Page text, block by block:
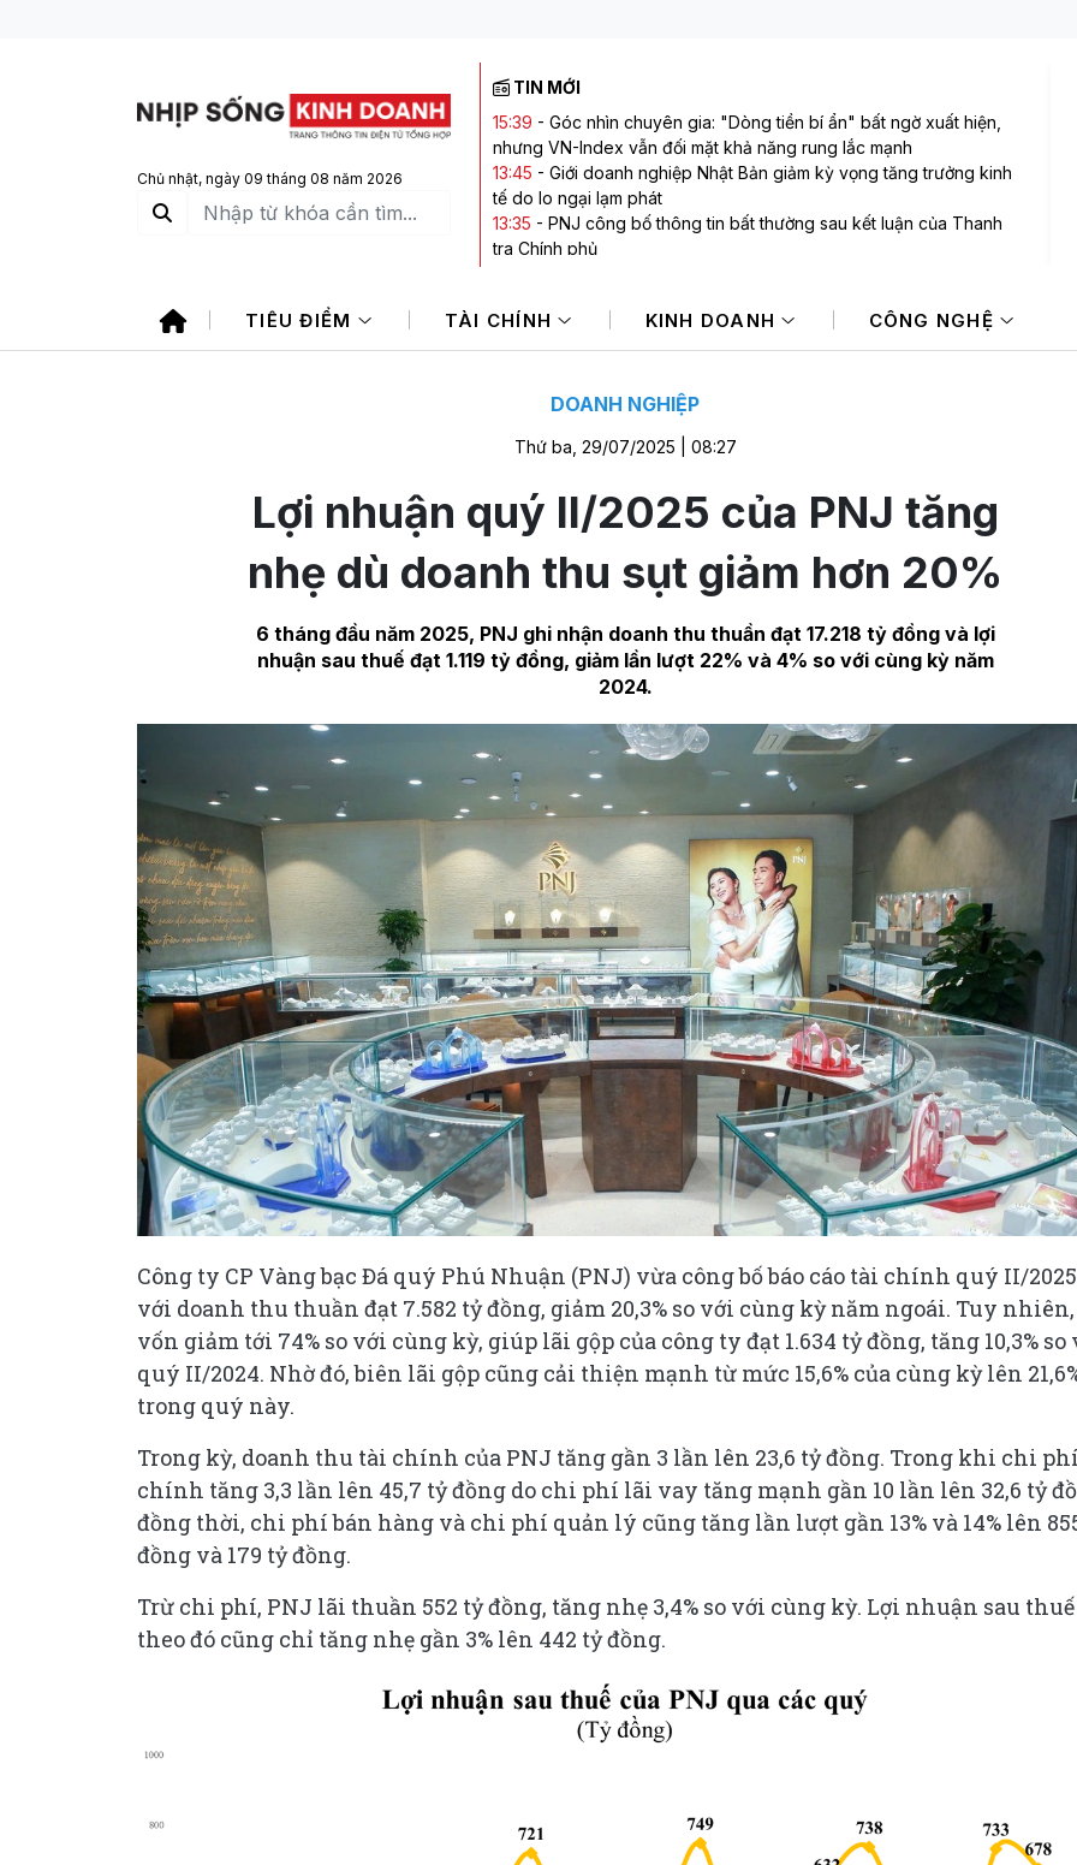
Chủ nhật, ngày 09 tháng 08 năm 2026
TIN MỚI
15:39 - Góc nhìn chuyên gia: "Dòng tiền bí ẩn" bất ngờ xuất hiện,
nhưng VN-Index vẫn đối mặt khả năng rung lắc mạnh
13:45 - Giới doanh nghiệp Nhật Bản giảm kỳ vọng tăng trưởng kinh
tế do lo ngại lạm phát
13:35 - PNJ công bố thông tin bất thường sau kết luận của Thanh
tra Chính phủ
13:25-Mi Hồng - tiệm vàng lâu đời bậc nhất TP.HCM lên tiếng sau
kết luận của Thanh tra Chính phủ
doanh của doanh nghiệp Mỹ
TIÊU ĐIỂM TÀI CHÍNH KINH DOANH CÔNG NGHỆ
DOANH NGHIỆP
Thứ ba, 29/07/2025 | 08:27
Lợi nhuận quý II/2025 của PNJ tăng
nhẹ dù doanh thu sụt giảm hơn 20%
6 tháng đầu năm 2025, PNJ ghi nhận doanh thu thuần đạt 17.218 tỷ đồng và lợi
nhuận sau thuế đạt 1.119 tỷ đồng, giảm lần lượt 22% và 4% so với cùng kỳ năm
2024.
Công ty CP Vàng bạc Đá quý Phú Nhuận (PNJ) vừa công bố báo cáo tài chính quý II/2025
với doanh thu thuần đạt 7.582 tỷ đồng, giảm 20,3% so với cùng kỳ năm ngoái. Tuy
vốn giảm tới 74% so với cùng kỳ, giúp lãi gộp của công ty đạt 1.634 tỷ đồng, tăng 10,3% so
quý II/2024. Nhờ đó, biên lãi gộp cũng cải thiện mạnh từ mức 15,6% của cùng kỳ lên
trong quý này.
Trong kỳ, doanh thu tài chính của PNJ tăng gần 3 lần lên 23,6 tỷ đồng. Trong khi chi
chính tăng 3,3 lần lên 45,7 tỷ đồng do chi phí lãi vay tăng mạnh gần 10 lần lên 32,6 tỷ
đồng thời, chi phí bán hàng và chi phí quản lý cũng tăng lần lượt gần 13% và 14% lên
đồng và 179 tỷ đồng.
Trừ chi phí, PNJ lãi thuần 552 tỷ đồng, tăng nhẹ 3,4% so với cùng kỳ. Lợi nhuận sau thuế
theo đó cũng chỉ tăng nhẹ gần 3% lên 442 tỷ đồng.